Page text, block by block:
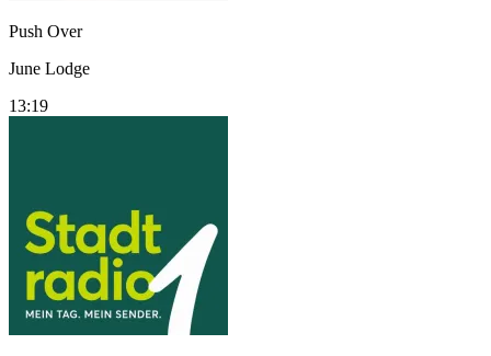
Push Over
June Lodge
13:19